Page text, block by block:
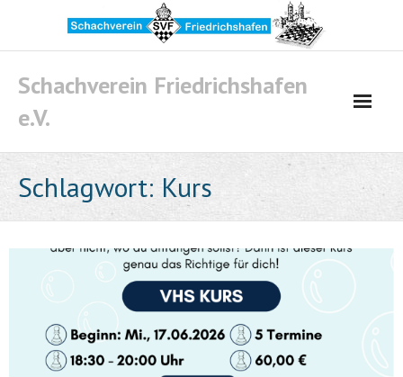
content
Schachverein Friedrichshafen
e.V.
Schlagwort: Kurs